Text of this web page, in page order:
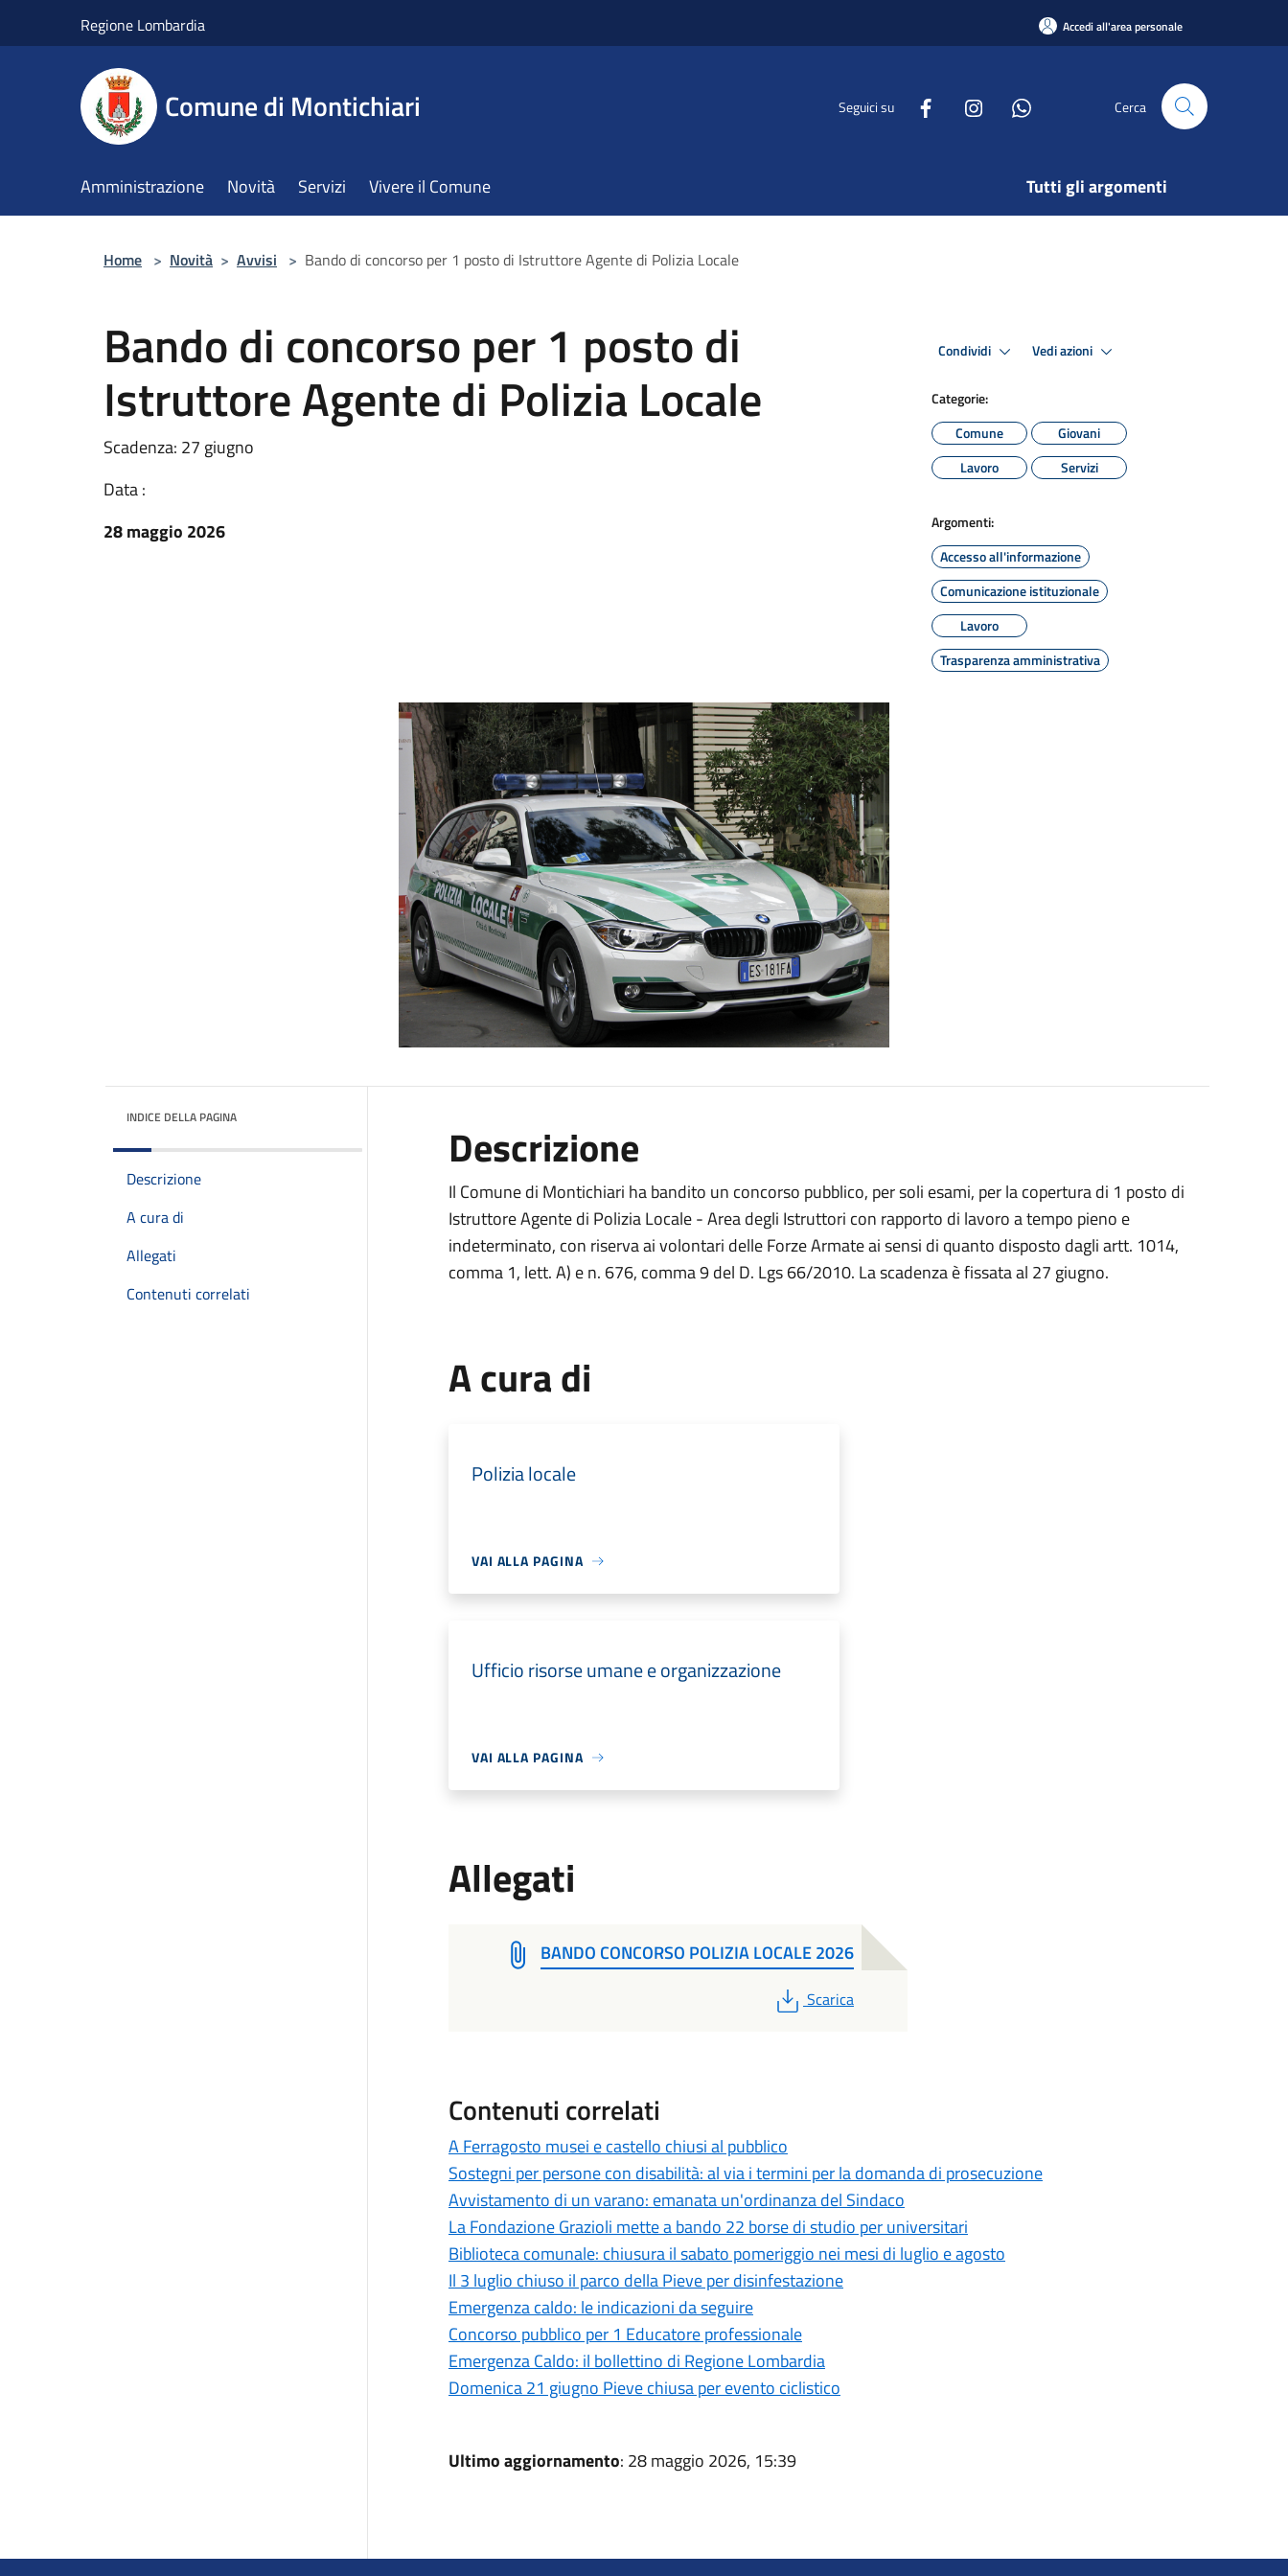
Regione Lombardia Accedi all'area personale
Comune di Montichiari Seguici su Cerca
Amministrazione Novità Servizi Vivere il Comune Tutti gli argomenti
Home > Novità > Avvisi > Bando di concorso per 1 posto di Istruttore Agente di Polizia Locale
Bando di concorso per 1 posto di
Istruttore Agente di Polizia Locale
Scadenza: 27 giugno
Data :
28 maggio 2026
Condividi Vedi azioni
Categorie:
Comune
Giovani
Lavoro
Servizi
Argomenti:
Accesso all'informazione
Comunicazione istituzionale
Lavoro
Trasparenza amministrativa
INDICE DELLA PAGINA
Descrizione
A cura di
Allegati
Contenuti correlati
Descrizione
Il Comune di Montichiari ha bandito un concorso pubblico, per soli esami, per la copertura di 1 posto di
Istruttore Agente di Polizia Locale - Area degli Istruttori con rapporto di lavoro a tempo pieno e
indeterminato, con riserva ai volontari delle Forze Armate ai sensi di quanto disposto dagli artt. 1014,
comma 1, lett. A) e n. 676, comma 9 del D. Lgs 66/2010. La scadenza è fissata al 27 giugno.
A cura di
Polizia locale
VAI ALLA PAGINA
Ufficio risorse umane e organizzazione
VAI ALLA PAGINA
Allegati
BANDO CONCORSO POLIZIA LOCALE 2026
PDF
Scarica
Contenuti correlati
A Ferragosto musei e castello chiusi al pubblico
Sostegni per persone con disabilità: al via i termini per la domanda di prosecuzione
Avvistamento di un varano: emanata un'ordinanza del Sindaco
La Fondazione Grazioli mette a bando 22 borse di studio per universitari
Biblioteca comunale: chiusura il sabato pomeriggio nei mesi di luglio e agosto
Il 3 luglio chiuso il parco della Pieve per disinfestazione
Emergenza caldo: le indicazioni da seguire
Concorso pubblico per 1 Educatore professionale
Emergenza Caldo: il bollettino di Regione Lombardia
Domenica 21 giugno Pieve chiusa per evento ciclistico
Ultimo aggiornamento: 28 maggio 2026, 15:39